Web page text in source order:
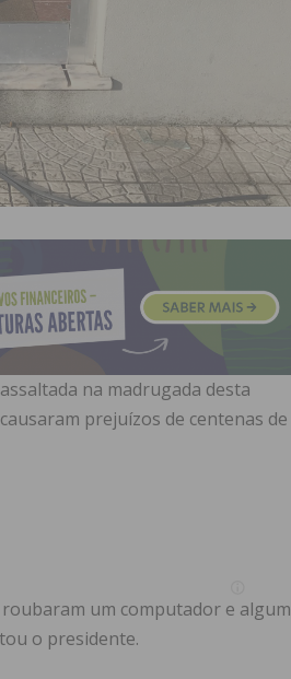
na madrugada desta
prejuízos de centenas de
um computador e algum
o presidente.